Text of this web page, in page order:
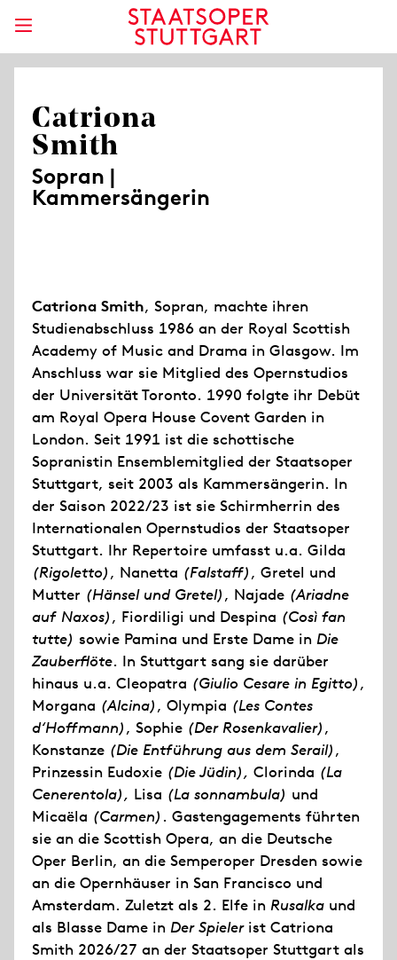
Catriona
Smith
Sopran |
Kammersängerin
Catriona Smith, Sopran, machte ihren
Studienabschluss 1986 an der Royal Scottish
Academy of Music and Drama in Glasgow. Im
Anschluss war sie Mitglied des Opernstudios
der Universität Toronto. 1990 folgte ihr Debüt
am Royal Opera House Covent Garden in
London. Seit 1991 ist die schottische
Sopranistin Ensemblemitglied der Staatsoper
Stuttgart, seit 2003 als Kammersängerin. In
der Saison 2022/23 ist sie Schirmherrin des
Internationalen Opernstudios der Staatsoper
Stuttgart. Ihr Repertoire umfasst u.a. Gilda
(Rigoletto), Nanetta (Falstaff), Gretel und
Mutter (Hänsel und Gretel), Najade (Ariadne
auf Naxos), Fiordiligi und Despina (Così fan
tutte) sowie Pamina und Erste Dame in Die
Zauberflöte. In Stuttgart sang sie darüber
hinaus u.a. Cleopatra (Giulio Cesare in Egitto),
Morgana (Alcina), Olympia (Les Contes
d‘Hoffmann), Sophie (Der Rosenkavalier),
Konstanze (Die Entführung aus dem Serail),
Prinzessin Eudoxie (Die Jüdin), Clorinda (La
Cenerentola), Lisa (La sonnambula) und
Micaëla (Carmen) . Gastengagements führten
sie an die Scottish Opera, an die Deutsche
Oper Berlin, an die Semperoper Dresden sowie
an die Opernhäuser in San Francisco und
Amsterdam. Zuletzt als 2. Elfe in Rusalka und
als Blasse Dame in Der Spielerist Catriona
Smith 2026/27 an der Staatsoper Stuttgart als